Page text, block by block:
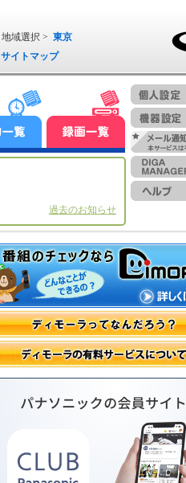
地域選択 > 東京
サイトマップ
過去のお知らせ